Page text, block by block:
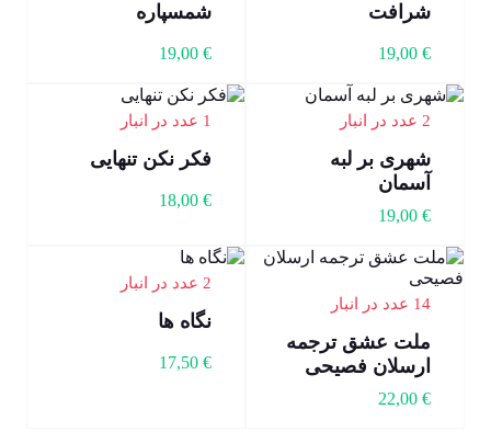
شرافت
19,00 €
شمسپاره
19,00€
2 عدد در انبار
شهری بر لبه
آسمان
19,00 €
1 عدد در انبار
فکر نکن تنهایی
18,00€
14 عدد در انبار
ملت عشق ترجمه
ارسلان فصیحی
22,00 €
2 عدد در انبار
نگاه ها
17,50€